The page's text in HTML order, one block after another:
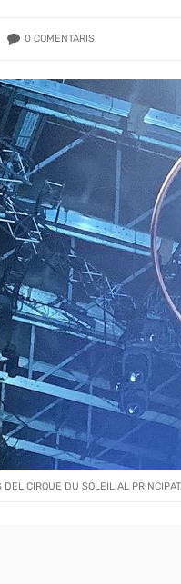
0 COMENTARIS
CIRQUE DU SOLEIL AL PRINCIPAT.